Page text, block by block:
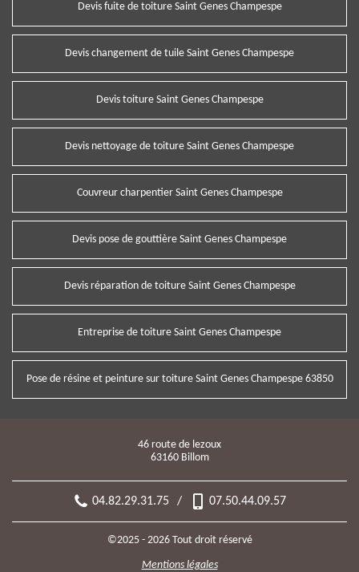
Devis fuite de toiture Saint Genes Champespe
Devis changement de tuile Saint Genes Champespe
Devis toiture Saint Genes Champespe
Devis nettoyage de toiture Saint Genes Champespe
Couvreur charpentier Saint Genes Champespe
Devis pose de gouttière Saint Genes Champespe
Devis réparation de toiture Saint Genes Champespe
Entreprise de toiture Saint Genes Champespe
Pose de résine et peinture sur toiture Saint Genes Champespe 63850
46 route de lezoux
63160 Billom
04.82.29.31.75 / 07.50.44.09.57
©2025 - 2026 Tout droit réservé
Mentions légales